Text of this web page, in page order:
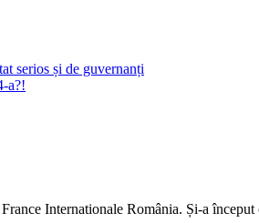
serios și de guvernanți
a?!
Internationale România. Și-a